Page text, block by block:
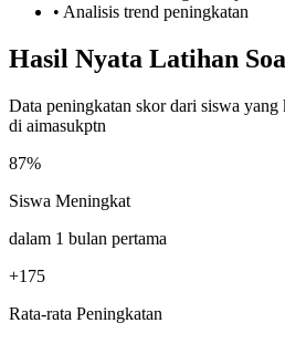
• Analisis trend peningkatan
Hasil Nyata Latihan
Data peningkatan skor dari siswa
di aimasukptn
87%
Siswa Meningkat
dalam 1 bulan pertama
+175
Rata-rata Peningkatan